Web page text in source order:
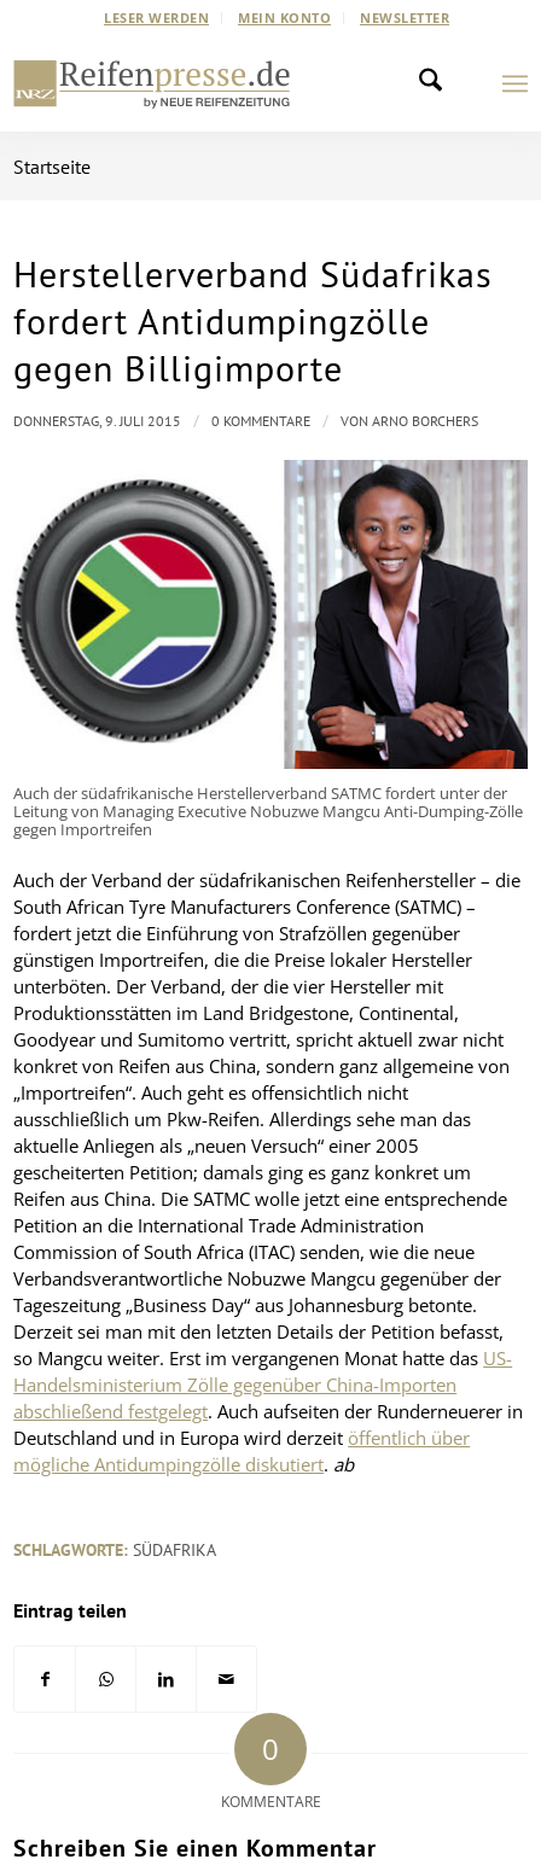
LESER WERDEN MEIN KONTO NEWSLETTER
Startseite
Herstellerverband Südafrikas
fordert Antidumpingzölle
gegen Billigimporte
Auch der südafrikanische Herstellerverband SATMC fordert unter der
Leitung von Managing Executive Nobuzwe Mangcu Anti-Dumping-Zölle
gegen Importreifen
Auch der Verband der südafrikanischen Reifenhersteller – die
South African Tyre Manufacturers Conference (SATMC) –
fordert jetzt die Einführung von Strafzöllen gegenüber
günstigen Importreifen, die die Preise lokaler Hersteller
unterböten. Der Verband, der die vier Hersteller mit
Produktionsstätten im Land Bridgestone, Continental,
Goodyear und Sumitomo vertritt, spricht aktuell zwar nicht
konkret von Reifen aus China, sondern ganz allgemeine von
„Importreifen“. Auch geht es offensichtlich nicht
ausschließlich um Pkw-Reifen. Allerdings sehe man das
aktuelle Anliegen als „neuen Versuch“ einer 2005
gescheiterten Petition; damals ging es ganz konkret um
Reifen aus China. Die SATMC wolle jetzt eine entsprechende
Petition an die International Trade Administration
Commission of South Africa (ITAC) senden, wie die neue
Verbandsverantwortliche Nobuzwe Mangcu gegenüber der
Tageszeitung „Business Day“ aus Johannesburg betonte.
Derzeit sei man mit den letzten Details der Petition befasst,
so Mangcu weiter. Erst im vergangenen Monat hatte das US-
Handelsministerium Zölle gegenüber China-Importen
abschließend festgelegt. Auch aufseiten der Runderneuerer in
Deutschland und in Europa wird derzeit öffentlich über
mögliche Antidumpingzölle diskutiert. ab
DONNERSTAG, 9. JULI 2015 / 0 KOMMENTARE / VONARNO BORCHERS
SCHLAGWORTE: SÜDAFRIKA
Eintrag teilen
0
KOMMENTARE
Schreiben Sie einen Kommentar